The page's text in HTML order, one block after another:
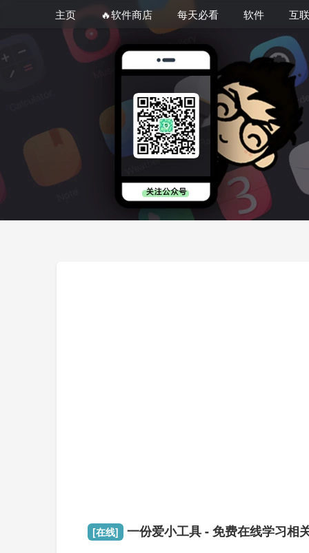
主页 🔥软件商店 每天必看 软件 互
[在线] 一份爱小工具 - 免费在线学习相